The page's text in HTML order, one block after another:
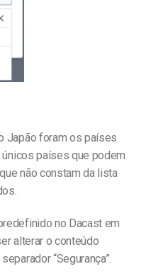
Japão foram os países
países que podem
não constam da lista
no Dacast em
alterar o conteúdo
“Segurança”.